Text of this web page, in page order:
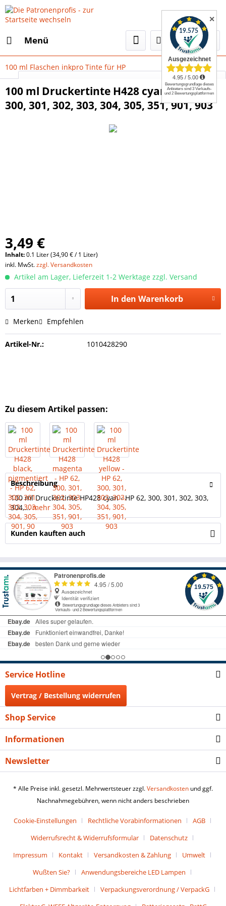
Menü
Select Language▼
100 ml Flaschen inkpro Tinte für HP
100 ml Druckertinte H428 cyan - HP 62,
300, 301, 302, 303, 304, 305, 351, 901, 903
3,49 €
Inhalt:0.1 Liter (34,90 € / 1 Liter)
inkl. MwSt.zzgl. Versandkosten
Artikel am Lager, Lieferzeit 1-2 Werktage zzgl. Versand
In den Warenkorb
Merken Empfehlen
Artikel-Nr.: 1010428290
Zu diesem Artikel passen:
Beschreibung
100 ml Druckertinte HP428 cyan - HP 62, 300, 301, 302, 303,
304,...mehr
Kunden kauften auch
✕
Service Hotline
Vertrag / Bestellung widerrufen
Shop Service
Informationen
Newsletter
* Alle Preise inkl. gesetzl. Mehrwertsteuer zzgl.Versandkosten und ggf.
Nachnahmegebühren, wenn nicht anders beschrieben
Cookie-Einstellungen Rechtliche Vorabinformationen
AGB
Widerrufsrecht & Widerrufsformular
Datenschutz
Impressum
Kontakt Versandkosten & Zahlung
Umwelt
Wußten Sie?
Anwendungsbereiche LED Lampen
Lichtfarben + Dimmbarkeit
Verpackungsverordnung / VerpackG